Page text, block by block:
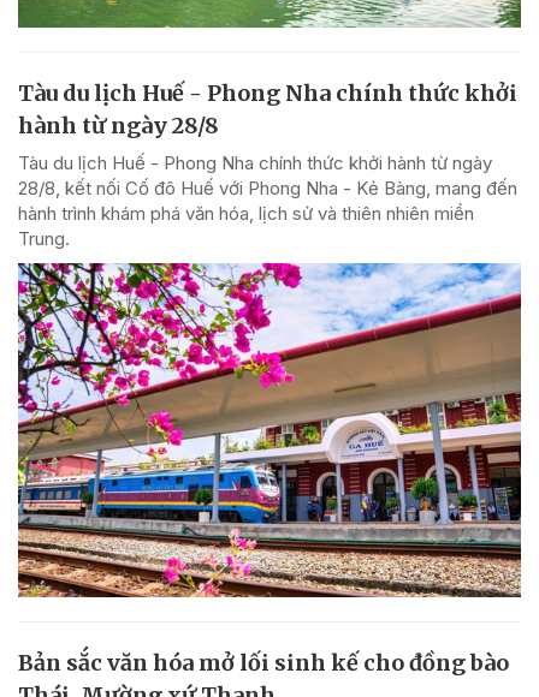
Tàu du lịch Huế - Phong Nha chính thức khởi
hành từ ngày 28/8
Tàu du lịch Huế - Phong Nha chính thức khởi hành từ ngày
28/8, kết nối Cố đô Huế với Phong Nha - Kẻ Bàng, mang đến
hành trình khám phá văn hóa, lịch sử và thiên nhiên miền
Trung.
Bản sắc văn hóa mở lối sinh kế cho đồng bào